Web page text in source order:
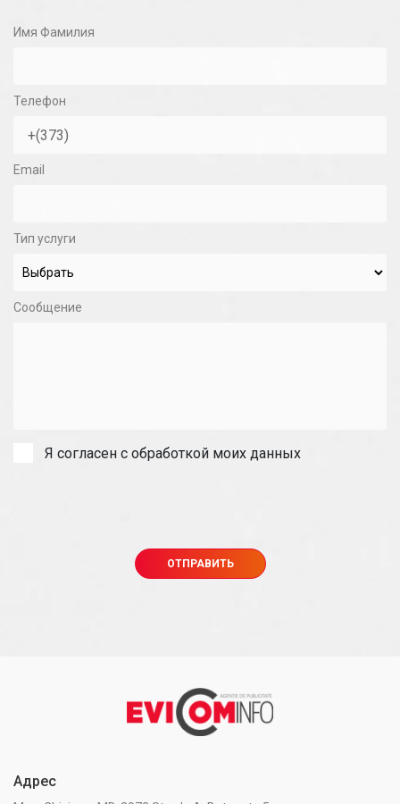
Имя Фамилия
Телефон
Email
Тип услуги
Сообщение
Я согласен с обработкой моих данных
Адрес